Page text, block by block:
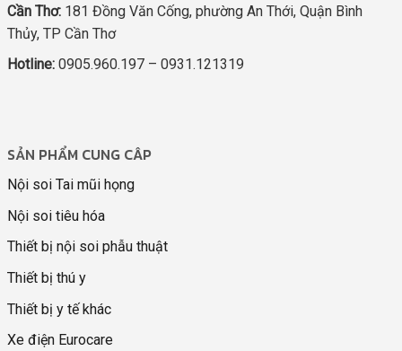
Cần Thơ: 181 Đồng Văn Cống, phường An Thới, Quận Bình
Thủy, TP Cần Thơ
Hotline: 0905.960.197 – 0931.121319
SẢN PHẨM CUNG CÂP
Nội soi Tai mũi họng
Nội soi tiêu hóa
Thiết bị nội soi phẫu thuật
Thiết bị thú y
Thiết bị y tế khác
Xe điện Eurocare